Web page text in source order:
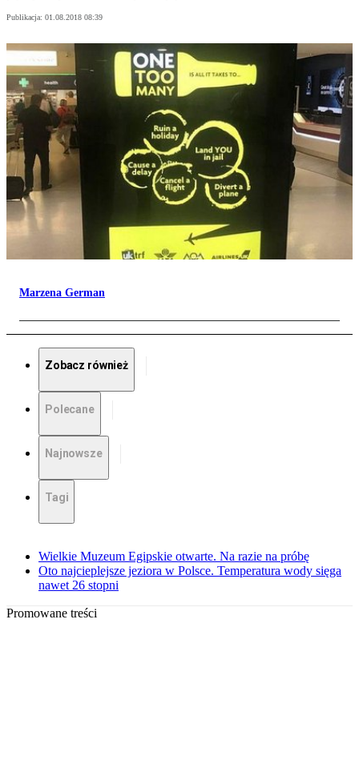
Publikacja: 01.08.2018 08:39
Marzena German
Zobacz również
Polecane
Najnowsze
Tagi
Wielkie Muzeum Egipskie otwarte. Na razie na próbę
Oto najcieplejsze jeziora w Polsce. Temperatura wody sięga
nawet 26 stopni
Promowane treści